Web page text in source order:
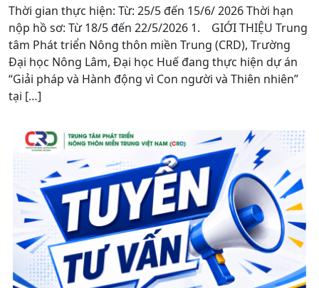
Thời gian thực hiện: Từ: 25/5 đến 15/6/ 2026 Thời hạn
nộp hồ sơ: Từ 18/5 đến 22/5/2026 1. GIỚI THIỆU Trung
tâm Phát triển Nông thôn miền Trung (CRD), Trường
Đại học Nông Lâm, Đại học Huế đang thực hiện dự án
“Giải pháp và Hành động vì Con người và Thiên nhiên”
tại […]